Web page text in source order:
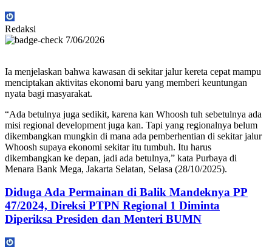
Redaksi
7/06/2026
Ia menjelaskan bahwa kawasan di sekitar jalur kereta cepat mampu
menciptakan aktivitas ekonomi baru yang memberi keuntungan
nyata bagi masyarakat.
“Ada betulnya juga sedikit, karena kan Whoosh tuh sebetulnya ada
misi regional development juga kan. Tapi yang regionalnya belum
dikembangkan mungkin di mana ada pemberhentian di sekitar jalur
Whoosh supaya ekonomi sekitar itu tumbuh. Itu harus
dikembangkan ke depan, jadi ada betulnya,” kata Purbaya di
Menara Bank Mega, Jakarta Selatan, Selasa (28/10/2025).
Diduga Ada Permainan di Balik Mandeknya PP
47/2024, Direksi PTPN Regional 1 Diminta
Diperiksa Presiden dan Menteri BUMN